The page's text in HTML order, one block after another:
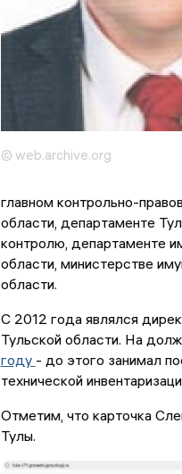
© web.archive.org
главном контрольно-
области, департаменте
контролю, департаменте
области, министерстве
области.
С 2012 года являлся
Тульской области. На
году - до этого занимал
технической
Отметим, что карточка
Тулы.